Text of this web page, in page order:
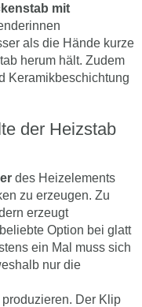
mit
als die Hände kurze
herum hält. Zudem
Keramikbeschichtung
der Heizstab
des Heizelements
zu erzeugen. Zu
erzeugt
Option bei glatt
ein Mal muss sich
nur die
Der Klip